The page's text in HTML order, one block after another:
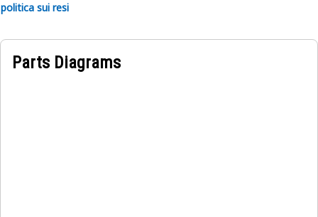
politica sui resi
Parts Diagrams